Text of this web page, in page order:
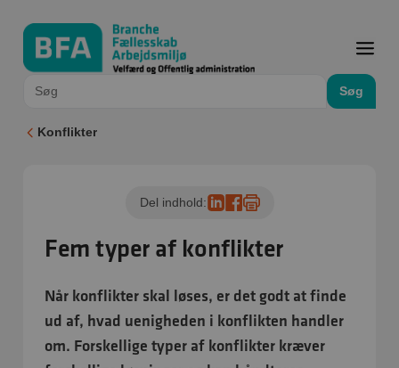
Søg
Konflikter
Fem typer af konflikter
Del indhold:
Når konflikter skal løses, er det godt at finde
ud af, hvad uenigheden i konflikten handler
om. Forskellige typer af konflikter kræver